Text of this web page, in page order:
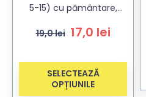
5-15) cu pământare,
19,0lei 17,0 lei
SELECTEAZĂ
OPȚIUNILE